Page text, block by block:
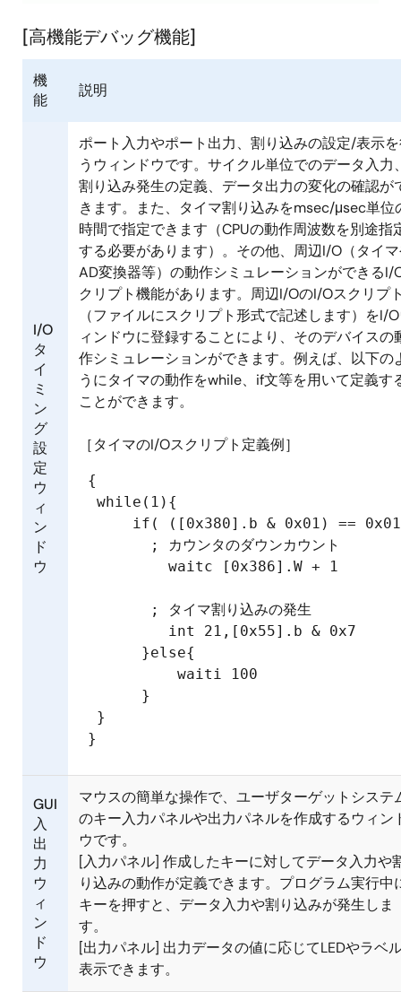
[高機能デバッグ機能]
機
能
説明
I/O
タ
イ
ミ
ン
グ
設
定
ウ
ィ
ン
ド
ウ
ポート入力やポート出力、割り込みの設定/表示
うウィンドウです。サイクル単位でのデータ入力
割り込み発生の定義、データ出力の変化の確認が
きます。また、タイマ割り込みをmsec/μsec単位
時間で指定できます（CPUの動作周波数を別途指
する必要があります）。その他、周辺I/O（タイ
AD変換器等）の動作シミュレーションができるI/
クリプト機能があります。周辺I/OのI/Oスクリプ
（ファイルにスクリプト形式で記述します）をI/
ィンドウに登録することにより、そのデバイスの
作シミュレーションができます。例えば、以下の
うにタイマの動作をwhile、if文等を用いて定義す
ことができます。
［タイマのI/Oスクリプト定義例］
{
  while(1){
if( ([0x380].b & 0x01) ==
        ; カウンタのダウンカウント
          waitc [0x386].W + 1
        ; タイマ割り込みの発生
          int 21,[0x55].b & 0x7
       }else{
           waiti 100
       }
  }
GUI
入
出
力
ウ
ィ
ン
ド
ウ
マウスの簡単な操作で、ユーザターゲットシステ
のキー入力パネルや出力パネルを作成するウィン
ウです。
[入力パネル] 作成したキーに対してデータ入力や
り込みの動作が定義できます。プログラム実行中
キーを押すと、データ入力や割り込みが発生しま
す。
[出力パネル] 出力データの値に応じてLEDやラベ
表示できます。